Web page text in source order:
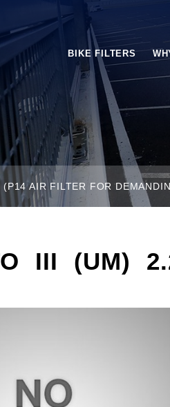
BIKE FILTERS
(P14 AIR FILTER FOR
III (UM)